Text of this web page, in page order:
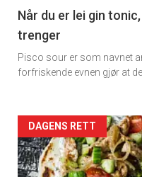
11
Dagens
rett
Når du er lei gin
trenger
Pisco sour er som navnet
forfriskende evnen gjør at
Artikler
detail
DAGENS RETT